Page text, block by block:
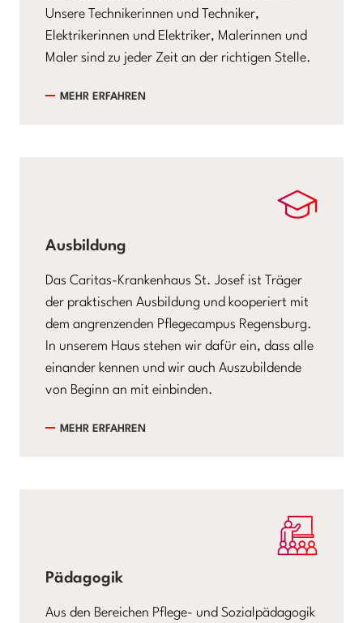
Unsere Technikerinnen und Techniker,
Elektrikerinnen und Elektriker, Malerinnen und
Maler sind zu jeder Zeit an der richtigen Stelle.
MEHR ERFAHREN
Ausbildung
Das Caritas-Krankenhaus St. Josef ist Träger
der praktischen Ausbildung und kooperiert mit
dem angrenzenden Pflegecampus Regensburg.
In unserem Haus stehen wir dafür ein, dass alle
einander kennen und wir auch Auszubildende
von Beginn an mit einbinden.
MEHR ERFAHREN
Pädagogik
Aus den Bereichen Pflege- und Sozialpädagogik